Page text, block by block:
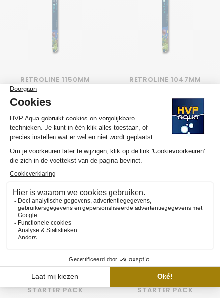
RETROLINE 1150MM
STARTER PACK
€94,95
RETROLINE 1047MM
RETROLINE 1200MM
STARTER PACK
RETROLINE 1450MM
STARTER PACK